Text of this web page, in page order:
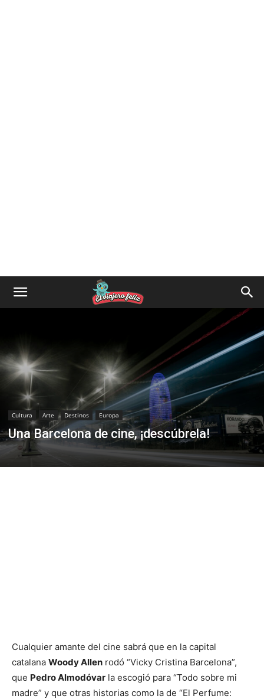
Cultura Arte Destinos Europa
Una Barcelona de cine, ¡descúbrela!
Cualquier amante del cine sabrá que en la capital
catalana Woody Allen rodó “Vicky Cristina Barcelona”,
que Pedro Almodóvar la escogió para “Todo sobre mi
madre” y que otras historias como la de “El Perfume: